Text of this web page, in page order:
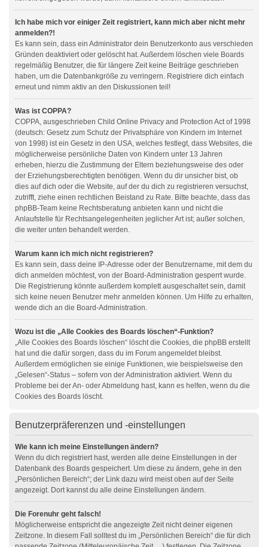
Ich habe mich vor einiger Zeit registriert, kann mich aber nicht mehr
anmelden?!
Es kann sein, dass ein Administrator dein Benutzerkonto aus verschieden
Gründen deaktiviert oder gelöscht hat. Außerdem löschen viele Boards
regelmäßig Benutzer, die für längere Zeit keine Beiträge geschrieben
haben, um die Datenbankgröße zu verringern. Registriere dich einfach
erneut und nimm aktiv an den Diskussionen teil!
Was ist COPPA?
COPPA, ausgeschrieben Child Online Privacy and Protection Act of 1998
(deutsch: Gesetz zum Schutz der Privatsphäre von Kindern im Internet
von 1998) ist ein Gesetz in den USA, welches festlegt, dass Websites, die
möglicherweise persönliche Daten von Kindern unter 13 Jahren
erheben, hierzu die Zustimmung der Eltern beziehungsweise des oder
der Erziehungsberechtigten benötigen. Wenn du dir unsicher bist, ob
dies auf dich oder die Website, auf der du dich zu registrieren versuchst,
zutrifft, ziehe einen rechtlichen Beistand zu Rate. Bitte beachte, dass das
phpBB-Team keine Rechtsberatung anbieten kann und nicht die
Anlaufstelle für Rechtsangelegenheiten jeglicher Art ist; außer solchen,
die weiter unten behandelt werden.
Warum kann ich mich nicht registrieren?
Es kann sein, dass deine IP-Adresse oder der Benutzername, mit dem du
dich anmelden möchtest, von der Board-Administration gesperrt wurde.
Die Registrierung könnte außerdem komplett ausgeschaltet sein, damit
sich keine neuen Benutzer mehr anmelden können. Um Hilfe zu erhalten,
wende dich an die Board-Administration.
Wozu ist die „Alle Cookies des Boards löschen“-Funktion?
„Alle Cookies des Boards löschen“ löscht die Cookies, die phpBB erstellt
hat und die dafür sorgen, dass du im Forum angemeldet bleibst.
Außerdem ermöglichen sie einige Funktionen, wie beispielsweise den
„Gelesen“-Status – sofern von der Administration aktiviert. Wenn du
Probleme bei der An- oder Abmeldung hast, kann es helfen, wenn du die
Cookies des Boards löscht.
Benutzerpräferenzen und -einstellungen
Wie kann ich meine Einstellungen ändern?
Wenn du dich registriert hast, werden alle deine Einstellungen in der
Datenbank des Boards gespeichert. Um diese zu ändern, gehe in den
„Persönlichen Bereich“; der Link dazu wird meist oben auf der Seite
angezeigt. Dort kannst du alle deine Einstellungen ändern.
Die Forenuhr geht falsch!
Möglicherweise entspricht die angezeigte Zeit nicht deiner eigenen
Zeitzone. In diesem Fall solltest du im „Persönlichen Bereich“ die für dich